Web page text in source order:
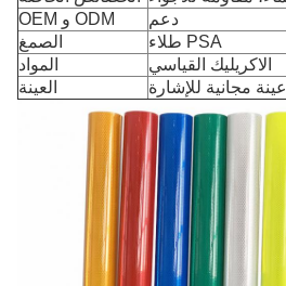
OEM و ODM
دعم
الصمغ
طلاء PSA
المواد
الاكريليك القياسي
العينة
عينة مجانية للإشارة